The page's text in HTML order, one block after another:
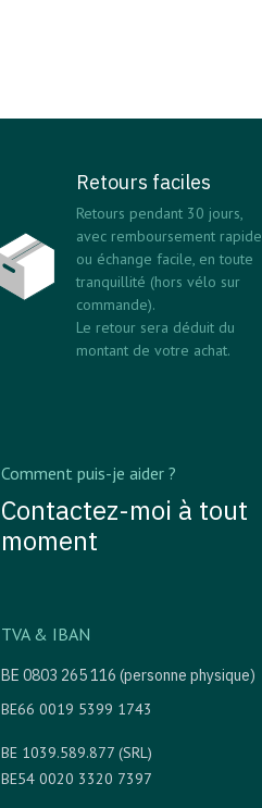
Retours faciles
Retours pendant 30 jours,
avec remboursement rapide
ou échange facile, en toute
tranquillité (hors vélo sur
commande).
Le retour sera déduit du
montant de votre achat.
Comment puis-je aider ?
Contactez-moi à tout
moment
TVA & IBAN
BE 0803 265 116 (personne physique)
BE66 0019 5399 1743
BE 1039.589.877 (SRL)
BE54 0020 3320 7397